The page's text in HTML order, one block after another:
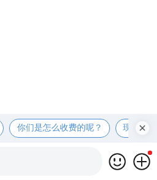
你们是怎么收费的呢？ 现在有